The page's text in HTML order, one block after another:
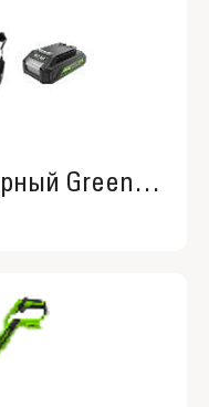
Триммер аккумуляторный Greenworks G24LT251, 2113307